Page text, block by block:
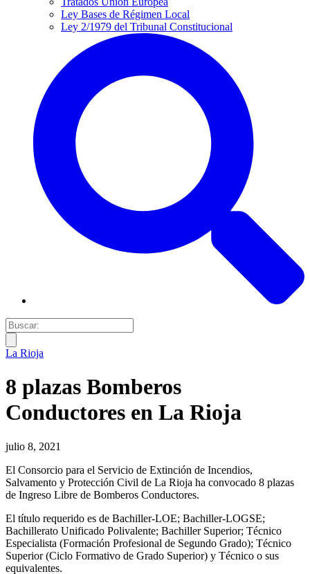
Ley Bases de Régimen Local
Ley 2/1979 del Tribunal Constitucional
La Rioja
8 plazas Bomberos
Conductores en La Rioja
julio 8, 2021
El Consorcio para el Servicio de Extinción de Incendios,
Salvamento y Protección Civil de La Rioja ha convocado 8 plazas
de Ingreso Libre de Bomberos Conductores.
El título requerido es de Bachiller-LOE; Bachiller-LOGSE;
Bachillerato Unificado Polivalente; Bachiller Superior; Técnico
Especialista (Formación Profesional de Segundo Grado); Técnico
Superior (Ciclo Formativo de Grado Superior) y Técnico o sus
equivalentes.